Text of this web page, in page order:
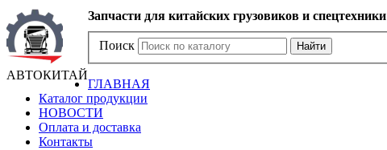
АВТОКИТАЙ
Запчасти для китайских грузовиков и спецтехники
Поиск Найти
ГЛАВНАЯ
Каталог продукции
НОВОСТИ
Оплата и доставка
Контакты